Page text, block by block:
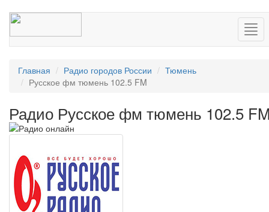
Главная Радио городов России
Тюмень
Русское фм тюмень 102.5 FM
Радио Русское фм тюмень 102.5